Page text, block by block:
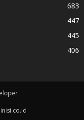
683
447
445
406